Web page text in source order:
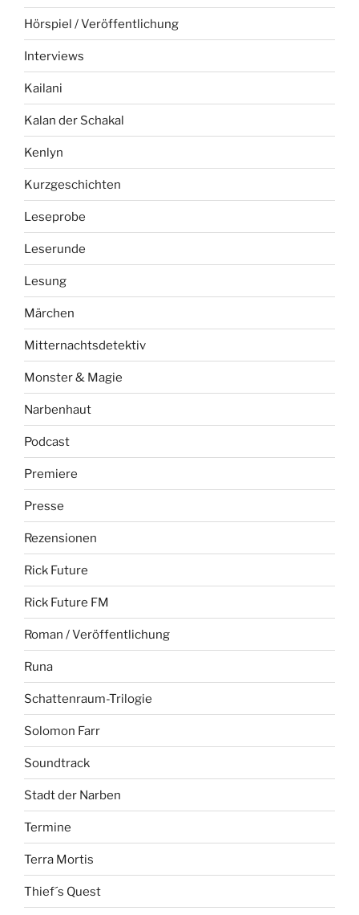
Hörspiel / Veröffentlichung
Interviews
Kailani
Kalan der Schakal
Kenlyn
Kurzgeschichten
Leseprobe
Leserunde
Lesung
Märchen
Mitternachtsdetektiv
Monster & Magie
Narbenhaut
Podcast
Premiere
Presse
Rezensionen
Rick Future
Rick Future FM
Roman / Veröffentlichung
Runa
Schattenraum-Trilogie
Solomon Farr
Soundtrack
Stadt der Narben
Termine
Terra Mortis
Thief´s Quest